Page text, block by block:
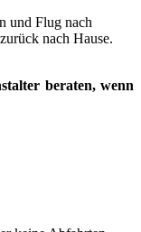
und Flug nach
nach Hause.
beraten, wenn